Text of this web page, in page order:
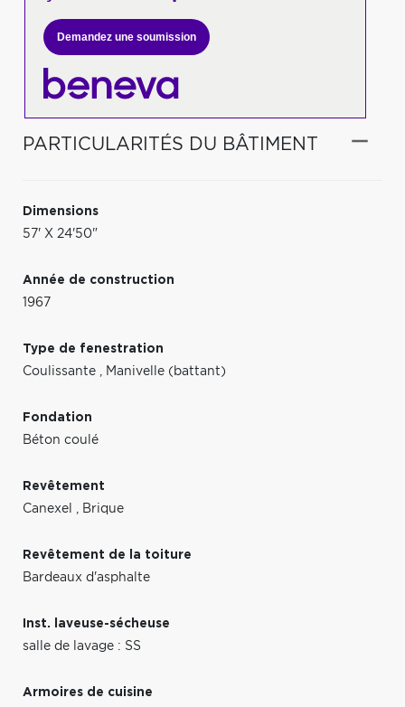
Demandez une soumission
PARTICULARITÉS DU BÂTIMENT
Dimensions
57' X 24'50"
Année de construction
1967
Type de fenestration
Coulissante , Manivelle (battant)
Fondation
Béton coulé
Revêtement
Canexel , Brique
Revêtement de la toiture
Bardeaux d'asphalte
Inst. laveuse-sécheuse
salle de lavage : SS
Armoires de cuisine